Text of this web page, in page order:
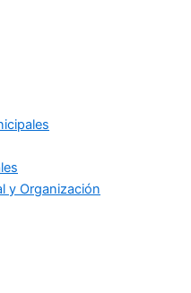
y Organización